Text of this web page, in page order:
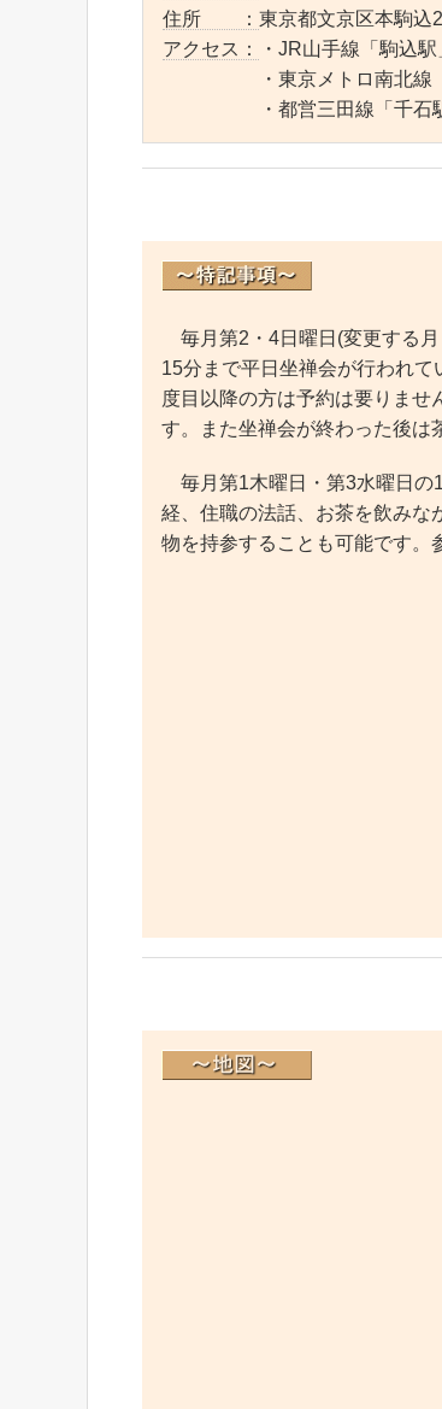
住所 ： 東京都文京区本駒込
アクセス：
・JR山手線「駒込
・東京メトロ南北線「本
・都営三田線「千石駅
毎月第2・4日曜日(変更する
15分まで平日坐禅会が行われ
度目以降の方は予約は要りませ
す。また坐禅会が終わった後は
毎月第1木曜日・第3水曜日の
経、住職の法話、お茶を飲みな
物を持参することも可能です。